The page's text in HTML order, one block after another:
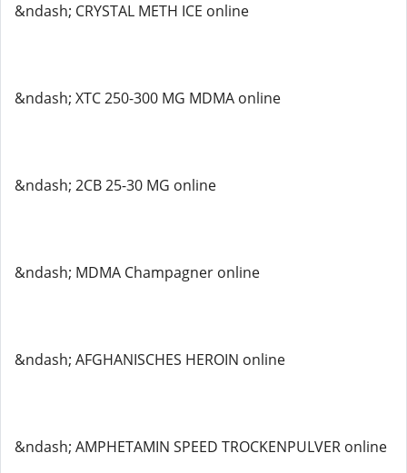
&ndash; CRYSTAL METH ICE online
&ndash; XTC 250-300 MG MDMA online
&ndash; 2CB 25-30 MG online
&ndash; MDMA Champagner online
&ndash; AFGHANISCHES HEROIN online
&ndash; AMPHETAMIN SPEED TROCKENPULVER online